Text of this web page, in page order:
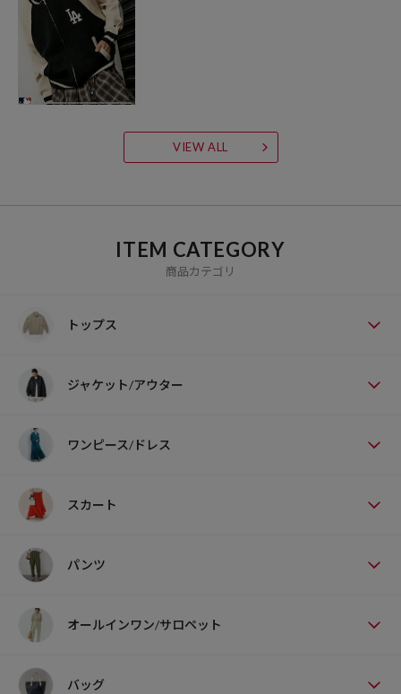
VIEW ALL
ITEM CATEGORY
商品カテゴリ
トップス
ジャケット/アウター
ワンピース/ドレス
スカート
パンツ
オールインワン/サロペット
バッグ